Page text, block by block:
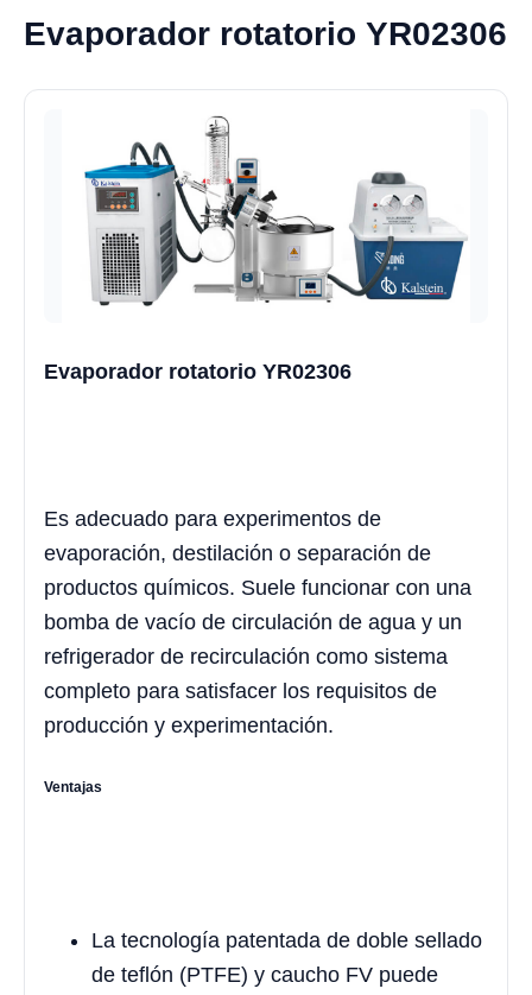
Evaporador rotatorio YR02306
Evaporador rotatorio YR02306
Es adecuado para experimentos de
evaporación, destilación o separación de
productos químicos. Suele funcionar con una
bomba de vacío de circulación de agua y un
refrigerador de recirculación como sistema
completo para satisfacer los requisitos de
producción y experimentación.
Ventajas
La tecnología patentada de doble sellado
de teflón (PTFE) y caucho FV puede